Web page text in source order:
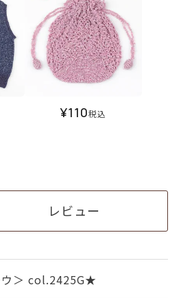
¥110税込
レビュー
ウ＞ col.2425G★